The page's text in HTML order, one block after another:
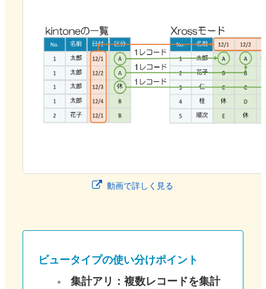
動画で詳しく見る
ビュータイプの使い分けポイント
集計アリ：複数レコードを集計